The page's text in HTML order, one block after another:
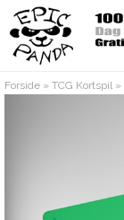
Forside » TCG Kortspil»